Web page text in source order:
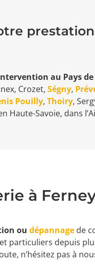
au Pays
Crozet, Ségny,
Pouilly, Thoiry,
Haute-Savoie, dans
à
ou dépannage de
particuliers depuis
n’hésitez pas à